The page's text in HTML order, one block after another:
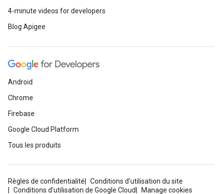
4-minute videos for developers
Blog Apigee
Android
Chrome
Firebase
Google Cloud Platform
Tous les produits
Règles de confidentialité
Conditions d'utilisation du site
Conditions d'utilisation de Google Cloud
Manage cookies